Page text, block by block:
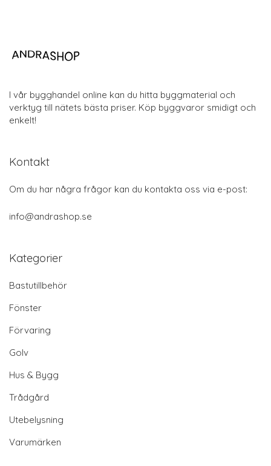
I vår bygghandel online kan du hitta byggmaterial och
verktyg till nätets bästa priser. Köp byggvaror smidigt och
enkelt!
Kontakt
Om du har några frågor kan du kontakta oss via e-post:
info@andrashop.se
Kategorier
Bastutillbehör
Fönster
Förvaring
Golv
Hus & Bygg
Trådgård
Utebelysning
Varumärken